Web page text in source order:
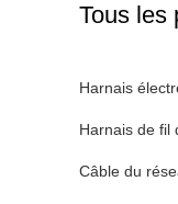
Tous les
Harnais
Harnais de fil
Câble du